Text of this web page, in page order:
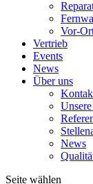
Vor-
Vertrieb
Events
News
Über uns
News
Seite wählen